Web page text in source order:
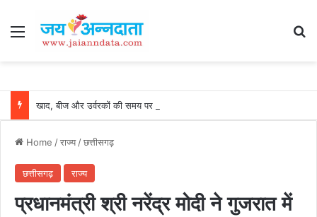
Menu
Home /राज्य/छत्तीसगढ़
छत्तीसगढ़ राज्य
प्रधानमंत्री श्री नरेंद्र मोदी ने गुजरात में